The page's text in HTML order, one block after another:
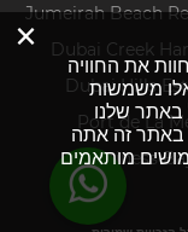
Jumeirah Beach
Dubai Creek
Dubai Hills
Port de La
Business
×
את החוויה
אלו משמשות
באתר שלנו
באתר זה אתה
מותאמים